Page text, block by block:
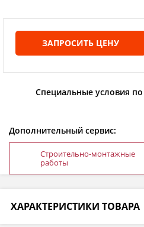
ЗАПРОСИТЬ ЦЕНУ
Специальные условия по
Дополнительный сервис:
Строительно-монтажные
работы
ХАРАКТЕРИСТИКИ ТОВАРА